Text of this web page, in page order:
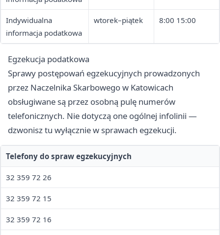
Indywidualna
informacja podatkowa
wtorek–piątek 8:00 15:00
Egzekucja podatkowa
Sprawy postępowań egzekucyjnych prowadzonych
przez Naczelnika Skarbowego w Katowicach
obsługiwane są przez osobną pulę numerów
telefonicznych. Nie dotyczą one ogólnej infolinii —
dzwonisz tu wyłącznie w sprawach egzekucji.
Telefony do spraw egzekucyjnych
32 359 72 26
32 359 72 15
32 359 72 16